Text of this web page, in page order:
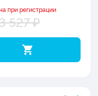
при регистрации
527 ₽